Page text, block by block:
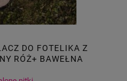
DO FOTELIKA Z
RÓŻ+ BAWEŁNA